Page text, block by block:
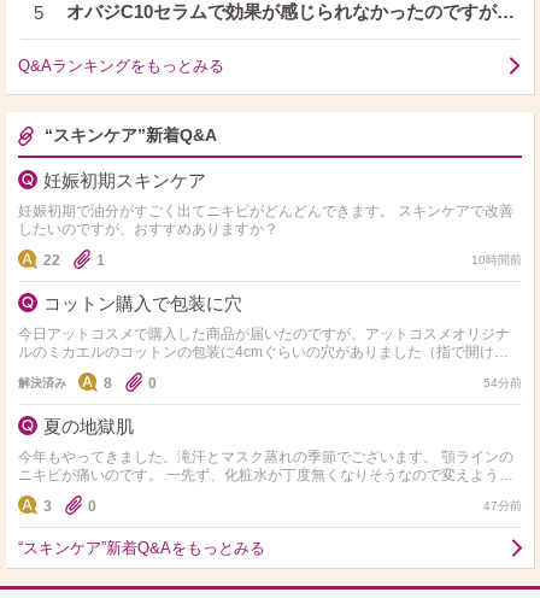
5 オバジC10セラムで効果が感じられなかったのですが…
Q&Aランキングをもっとみる
“スキンケア”新着Q&A
妊娠初期スキンケア
妊娠初期で油分がすごく出てニキビがどんどんできます。 スキンケアで改善
したいのですが、おすすめありますか？
22
1 10時間前
コットン購入で包装に穴
今日アットコスメで購入した商品が届いたのですが、アットコスメオリジナ
ルのミカエルのコットンの包装に4cmぐらいの穴がありました（指で開けた
感じでした）他にも購入していて梱包の箱サイズぎりぎりで入っ…
解決済み 8 0 54分前
夏の地獄肌
今年もやってきました。滝汗とマスク蒸れの季節でございます。 顎ラインの
ニキビが痛いのです。 一先ず、化粧水が丁度無くなりそうなので変えようと
思うんですが、純粋に水分入れるのに重点を置くか、ビタ…
3 0 47分前
“スキンケア”新着Q&Aをもっとみる